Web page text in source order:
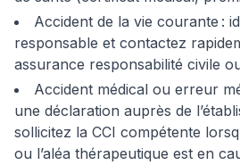
Accident de la vie courante :
responsable et contactez
assurance responsabilité civile
Accident médical ou erreur
une déclaration auprès de
sollicitez la CCI compétente
ou l’aléa thérapeutique est en